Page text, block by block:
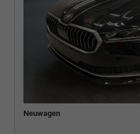
Neuwagen